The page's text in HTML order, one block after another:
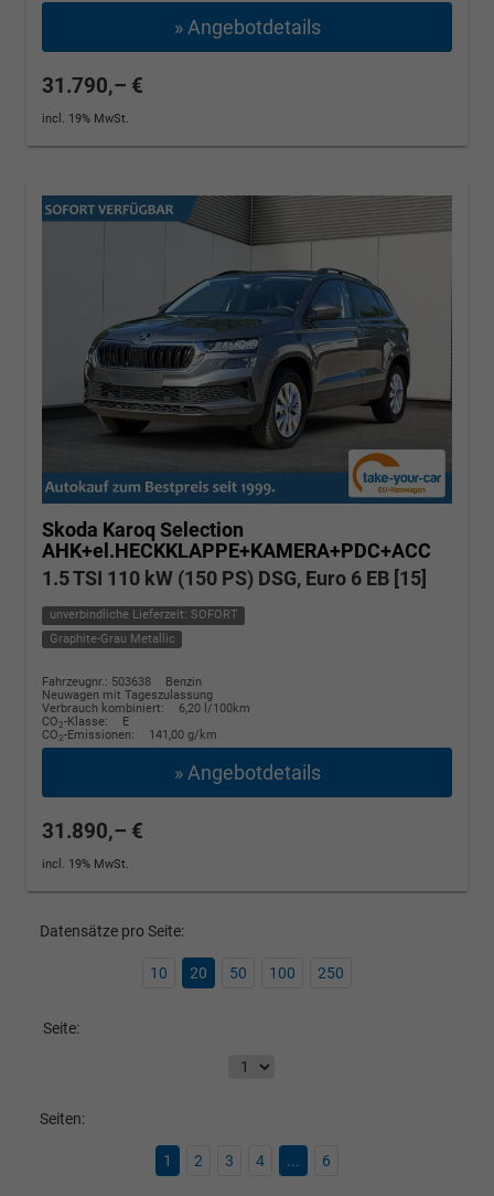
» Angebotdetails
31.790,– €
incl. 19% MwSt.
Skoda Karoq Selection
AHK+el.HECKKLAPPE+KAMERA+PDC+ACC
1.5 TSI 110 kW (150 PS) DSG, Euro 6 EB [15]
unverbindliche Lieferzeit: SOFORT
Graphite-Grau Metallic
Fahrzeugnr.: 503638
Benzin
Neuwagen mit Tageszulassung
Verbrauch kombiniert:
6,20 l/100km
CO2-Klasse:
E
CO2-Emissionen: 141,00 g/km
» Angebotdetails
31.890,– €
incl. 19% MwSt.
Datensätze pro Seite:
10 20 50 100 250
Seite:
Seiten:
1 2 3 4 ... 6